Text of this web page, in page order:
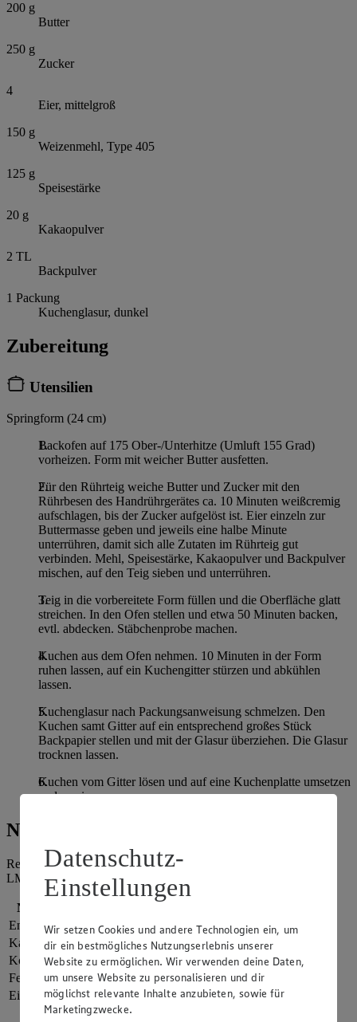
200 g
Butter
250 g
Zucker
4
Eier, mittelgroß
150 g
Weizenmehl, Type 405
125 g
Speisestärke
20 g
Kakaopulver
2 TL
Backpulver
1 Packung
Kuchenglasur, dunkel
Zubereitung
Utensilien
Springform (24 cm)
Backofen auf 175 Ober-/Unterhitze (Umluft 155 Grad)
vorheizen. Form mit weicher Butter ausfetten.
Für den Rührteig weiche Butter und Zucker mit den
Rührbesen des Handrührgerätes ca. 10 Minuten weißcremig
aufschlagen, bis der Zucker aufgelöst ist. Eier einzeln zur
Buttermasse geben und jeweils eine halbe Minute
unterrühren, damit sich alle Zutaten im Rührteig gut
verbinden. Mehl, Speisestärke, Kakaopulver und Backpulver
mischen, auf den Teig sieben und unterrühren.
Teig in die vorbereitete Form füllen und die Oberfläche glatt
streichen. In den Ofen stellen und etwa 50 Minuten backen,
evtl. abdecken. Stäbchenprobe machen.
Kuchen aus dem Ofen nehmen. 10 Minuten in der Form
ruhen lassen, auf ein Kuchengitter stürzen und abkühlen
lassen.
Kuchenglasur nach Packungsanweisung schmelzen. Den
Kuchen samt Gitter auf ein entsprechend großes Stück
Backpapier stellen und mit der Glasur überziehen. Die Glasur
trocknen lassen.
Kuchen vom Gitter lösen und auf eine Kuchenplatte umsetzen
und servieren.
Nährwerte
Referenzmenge für einen durchschnittlichen Erwachsenen laut
LMIV (8.400 kJ/2.000 kcal).
Nährwerte
Energie
1.419 kj (17 %)
Kalorien
339 kcal (17 %)
Kohlenhydrate 41 g
Fett
17 g
Eiweiß
4 g
Datenschutz-
Einstellungen
Wir setzen Cookies und andere Technologien ein, um
dir ein bestmögliches Nutzungserlebnis unserer
Website zu ermöglichen. Wir verwenden deine Daten,
um unsere Website zu personalisieren und dir
möglichst relevante Inhalte anzubieten, sowie für
Marketingzwecke.